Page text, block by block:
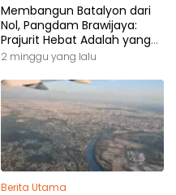
Membangun Batalyon dari
Nol, Pangdam Brawijaya:
Prajurit Hebat Adalah yang
Dibutuhkan Rakyat
2 minggu yang lalu
Berita Utama